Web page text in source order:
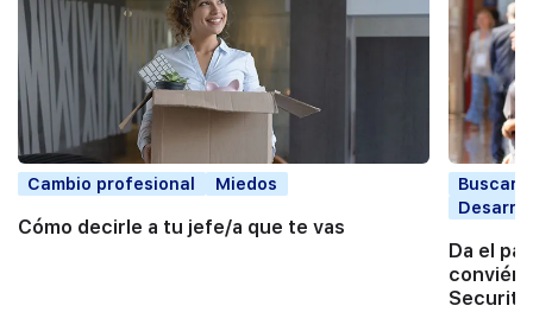
Cambio profesional Miedos
Cómo decirle a tu jefe/a que te vas
Buscar
Da el